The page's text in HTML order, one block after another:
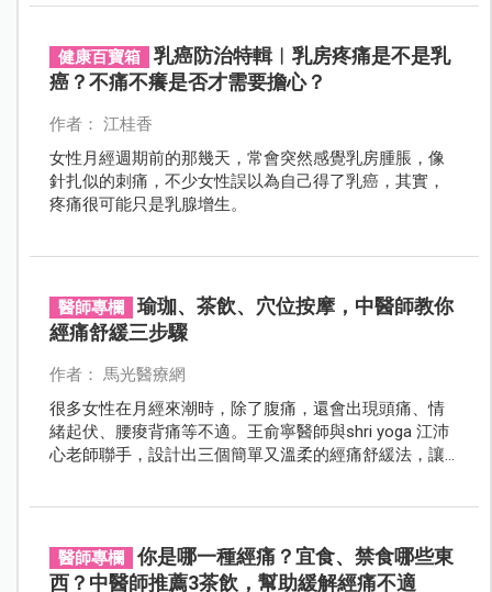
健康百寶箱
乳癌防治特輯︱乳房疼痛是不是乳
癌？不痛不癢是否才需要擔心？
作者： 江桂香
女性月經週期前的那幾天，常會突然感覺乳房腫脹，像
針扎似的刺痛，不少女性誤以為自己得了乳癌，其實，
疼痛很可能只是乳腺增生。
醫師專欄
瑜珈、茶飲、穴位按摩，中醫師教你
經痛舒緩三步驟
作者： 馬光醫療網
很多女性在月經來潮時，除了腹痛，還會出現頭痛、情
緒起伏、腰痠背痛等不適。王俞寧醫師與shri yoga 江沛
心老師聯手，設計出三個簡單又溫柔的經痛舒緩法，讓
醫師專欄
你是哪一種經痛？宜食、禁食哪些東
西？中醫師推薦3茶飲，幫助緩解經痛不適